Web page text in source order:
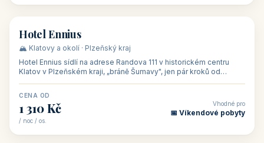
🏨 hotel
Hotel Ennius
🏔️ Klatovy a okolí · Plzeňský kraj
Hotel Ennius sídlí na adrese Randova 111 v historickém centru
Klatov v Plzeňském kraji, „bráně Šumavy", jen pár kroků od
CENA OD
1 310 Kč
/ noc / os.
Vhodné pro
📅 Víkendové pobyty